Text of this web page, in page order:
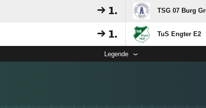
1. TSG 07 Burg
1. TuS Engter E2
Legende